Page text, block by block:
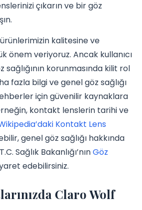
çıkarın ve bir göz
kalitesine ve
önem veriyoruz. Ancak kullanıcı
sağlığının korunmasında kilit rol
fazla bilgi ve genel göz sağlığı
için güvenilir kaynaklara
kontakt lenslerin tarihi ve
Kontakt Lens
genel göz sağlığı hakkında
Sağlık Bakanlığı’nınGöz
edebilirsiniz.
Claro Wolf